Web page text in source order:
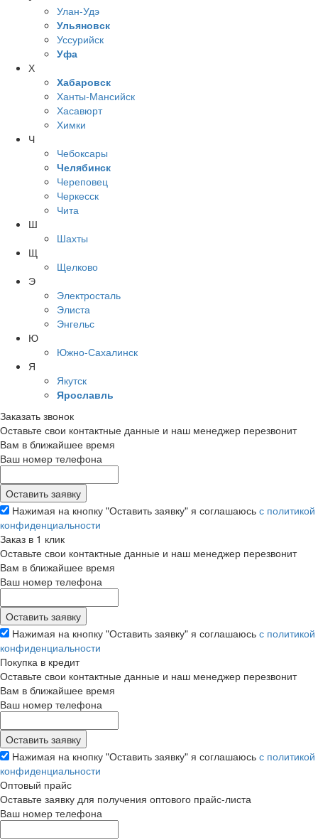
Улан-Удэ
Ульяновск
Уссурийск
Уфа
Х
Хабаровск
Ханты-Мансийск
Хасавюрт
Химки
Ч
Чебоксары
Челябинск
Череповец
Черкесск
Чита
Ш
Шахты
Щ
Щелково
Э
Электросталь
Элиста
Энгельс
Ю
Южно-Сахалинск
Я
Якутск
Ярославль
Заказать звонок
Оставьте свои контактные данные и наш менеджер перезвонит
Вам в ближайшее время
Ваш номер телефона
Нажимая на кнопку "Оставить заявку" я соглашаюсь с политикой
конфиденциальности
Заказ в 1 клик
Оставьте свои контактные данные и наш менеджер перезвонит
Вам в ближайшее время
Ваш номер телефона
Нажимая на кнопку "Оставить заявку" я соглашаюсь с политикой
конфиденциальности
Покупка в кредит
Оставьте свои контактные данные и наш менеджер перезвонит
Вам в ближайшее время
Ваш номер телефона
Нажимая на кнопку "Оставить заявку" я соглашаюсь с политикой
конфиденциальности
Оптовый прайс
Оставьте заявку для получения оптового прайс-листа
Ваш номер телефона